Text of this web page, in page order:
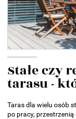
Stałe czy
tarasu -
Taras dla wielu osób
po pracy,